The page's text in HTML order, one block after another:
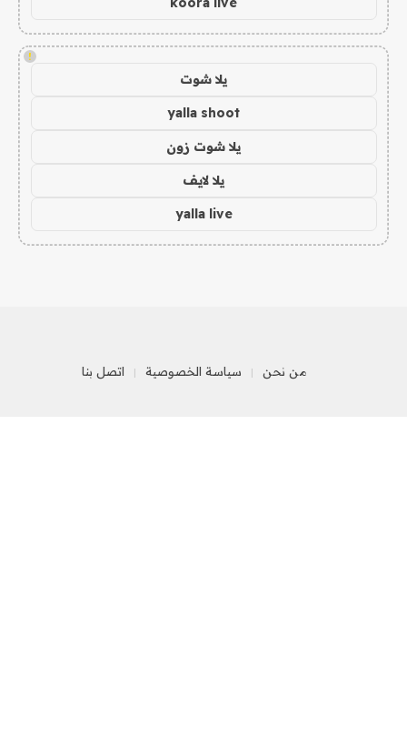
!
يلا شوت
yalla shoot
يلا شوت زون
يلا لايف
yalla live
من نحن سياسة الخصوصية اتصل بنا